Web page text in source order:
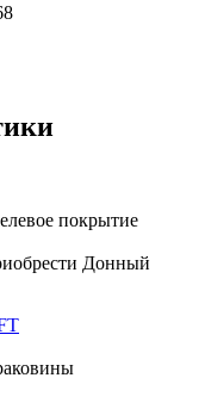
покрытие
Донный